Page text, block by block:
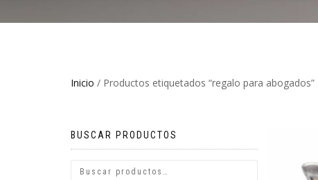
Inicio / Productos etiquetados “regalo para abogados”
BUSCAR PRODUCTOS